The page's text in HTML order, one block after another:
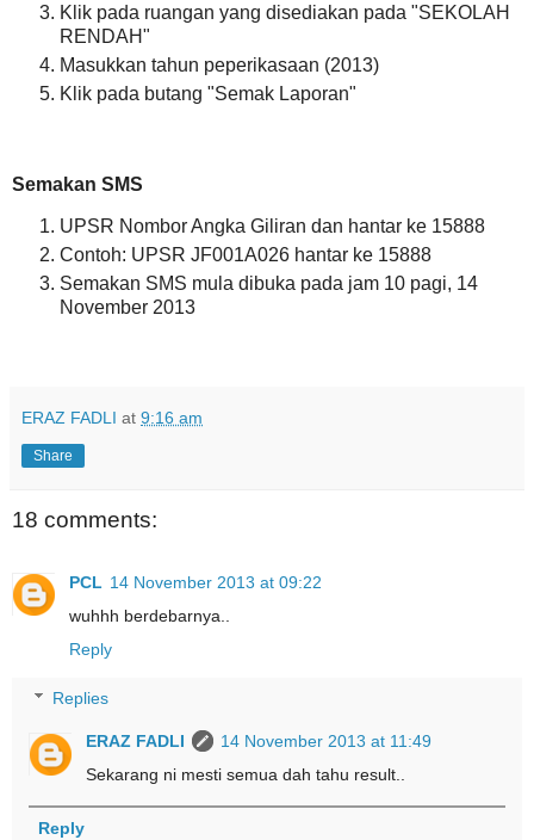
Klik pada ruangan yang disediakan pada "SEKOLAH
RENDAH"
Masukkan tahun peperikasaan (2013)
Klik pada butang "Semak Laporan"
Semakan SMS
UPSR Nombor Angka Giliran dan hantar ke 15888
Contoh: UPSR JF001A026 hantar ke 15888
Semakan SMS mula dibuka pada jam 10 pagi, 14
November 2013
ERAZ FADLI at 9:16 am
Share
18 comments:
PCL 14 November 2013 at 09:22
wuhhh berdebarnya..
Reply
Replies
ERAZ FADLI
14 November 2013 at 11:49
Sekarang ni mesti semua dah tahu result..
Reply